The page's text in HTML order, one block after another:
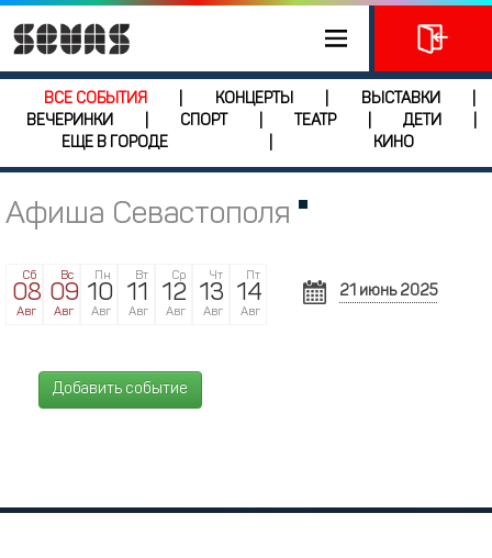
ВСЕ СОБЫТИЯ КОНЦЕРТЫ ВЫСТАВКИ
ВЕЧЕРИНКИ
СПОРТ ТЕАТР ДЕТИ
ЕЩЕ В ГОРОДЕ
КИНО
Афиша Севастополя
Сб
08
Авг
Вс
09
Авг
Пн
10
Авг
Вт
11
Авг
Ср
12
Авг
Чт
13
Авг
Пт
14
Авг
21 июнь 2025
23 24 25
Добавить событие